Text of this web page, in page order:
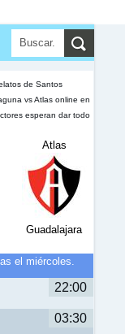
de Santos
vs Atlas online en
esperan dar todo
Atlas
Guadalajara
el miércoles.
22:00
03:30